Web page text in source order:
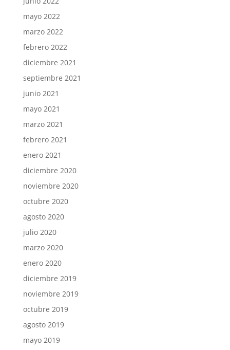
mayo 2022
marzo 2022
febrero 2022
diciembre 2021
septiembre 2021
junio 2021
mayo 2021
marzo 2021
febrero 2021
enero 2021
diciembre 2020
noviembre 2020
octubre 2020
agosto 2020
julio 2020
marzo 2020
enero 2020
diciembre 2019
noviembre 2019
octubre 2019
agosto 2019
mayo 2019